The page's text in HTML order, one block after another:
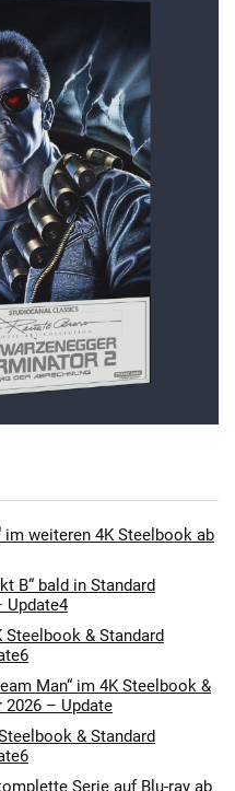
im weiteren 4K Steelbook ab
B“ bald in Standard
Update4
Steelbook & Standard
Man“ im 4K Steelbook &
2026 – Update
& Standard
Serie auf Blu-ray ab